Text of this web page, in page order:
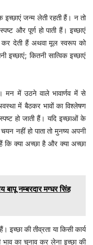
जन्म लेती रहती हैं। न तो
और पूर्ण हो पाती हैं। इच्छाएं
कर देती हैं अथवा मूल स्वरूप को
कितनी सात्विक इच्छाएं
मन में उठने वाले भावार्णव में से
में बैठकर भावों का विश्लेषण
हो जाती हैं। यदि इच्छाओं के
नहीं हो पाता तो मुनष्य अपनी
कि क्या अच्छा है और क्या अच्छा
बापू नम्बरदार मग्घर सिंह
की तीव्रता या किसी कार्य
का चुनाव कर लेना इच्छा की